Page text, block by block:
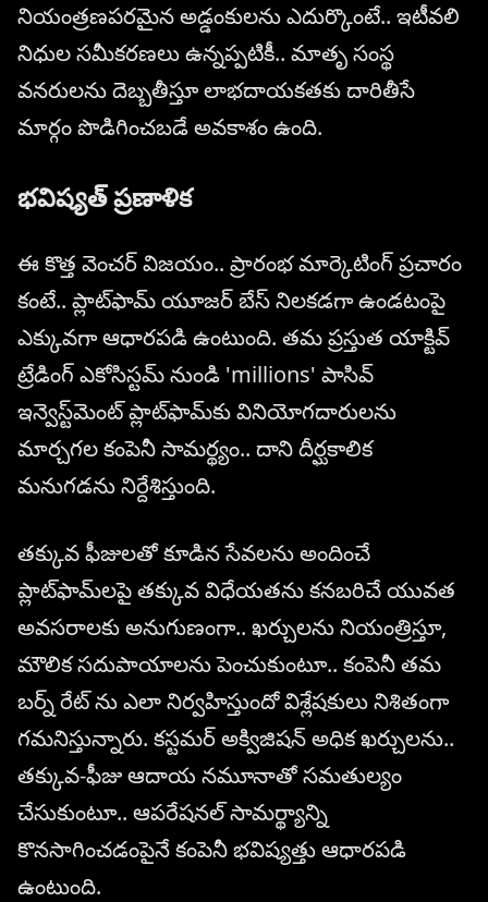
నియంత్రణపరమైన అడ్డంకులను ఎదుర్కొంటే.. ఇటీవలి
నిధుల సమీకరణలు ఉన్నప్పటికీ.. మాతృ సంస్థ
వనరులను దెబ్బతీస్తూ లాభదాయకతకు దారితీసే
మార్గం పొడిగించబడే అవకాశం ఉంది.
భవిష్యత్ ప్రణాళిక
ఈ కొత్త వెంచర్ విజయం.. ప్రారంభ మార్కెటింగ్ ప్రచారం
కంటే.. ప్లాట్‌ఫామ్ యూజర్ బేస్ నిలకడగా ఉండటంపై
ఎక్కువగా ఆధారపడి ఉంటుంది. తమ ప్రస్తుత యాక్టివ్
ట్రేడింగ్ ఎకోసిస్టమ్ నుండి 'millions' పాసివ్
ఇన్వెస్ట్‌మెంట్ ప్లాట్‌ఫామ్‌కు వినియోగదారులను
మార్చగల కంపెనీ సామర్థ్యం.. దాని దీర్ఘకాలిక
మనుగడను నిర్దేశిస్తుంది.
తక్కువ ఫీజులతో కూడిన సేవలను అందించే
ప్లాట్‌ఫామ్‌లపై తక్కువ విధేయతను కనబరిచే యువత
అవసరాలకు అనుగుణంగా.. ఖర్చులను నియంత్రిస్తూ,
మౌలిక సదుపాయాలను పెంచుకుంటూ.. కంపెనీ తమ
బర్న్ రేట్ ను ఎలా నిర్వహిస్తుందో విశ్లేషకులు నిశితంగా
గమనిస్తున్నారు. కస్టమర్ అక్విజిషన్ అధిక ఖర్చులను..
తక్కువ-ఫీజు ఆదాయ నమూనాతో సమతుల్యం
చేసుకుంటూ.. ఆపరేషనల్ సామర్థ్యాన్ని
కొనసాగించడంపైనే కంపెనీ భవిష్యత్తు ఆధారపడి
ఉంటుంది.